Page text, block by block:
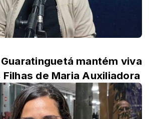
mantém viva
de Maria Auxiliadora